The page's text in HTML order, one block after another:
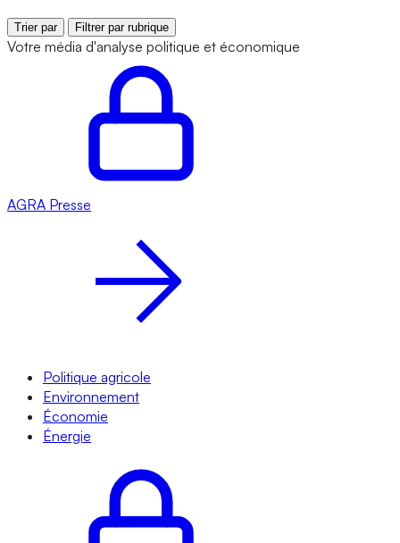
Trier par Filtrer par rubrique
Votre média d'analyse politique et économique
AGRA Presse
Politique agricole
Environnement
Économie
Énergie